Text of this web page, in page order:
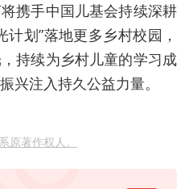
携手中国儿基会持续深耕
划”落地更多乡村校园，
持续为乡村儿童的学习成
兴注入持久公益力量。
原著作权人。